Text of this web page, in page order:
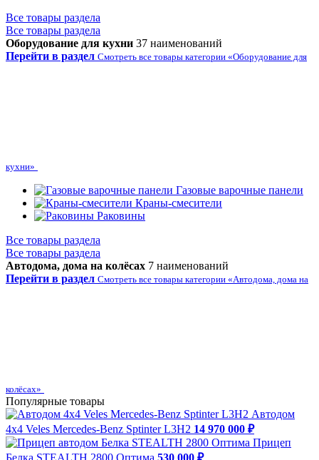
Все товары раздела
Все товары раздела
Оборудование для кухни 37 наименований
Перейти в раздел Смотреть все товары категории «Оборудование для
кухни»
Газовые варочные панели
Краны-смесители
Раковины
Все товары раздела
Все товары раздела
Автодома, дома на колёсах 7 наименований
Перейти в раздел Смотреть все товары категории «Автодома, дома на
колёсах»
Популярные товары
Автодом
4х4 Veles Mercedes-Benz Sptinter L3H2 14 970 000 ₽
Прицеп
Белка STEALTH 2800 Оптима 530 000 ₽